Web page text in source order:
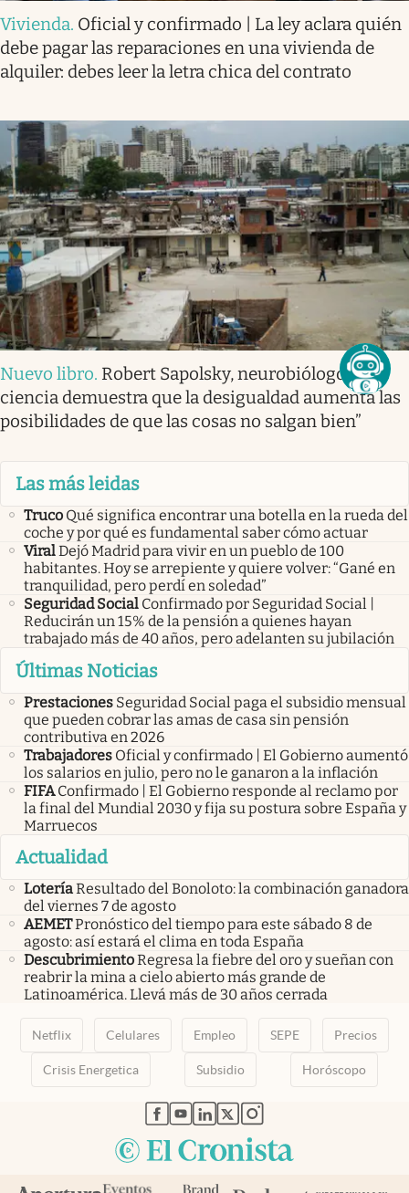
Vivienda. Oficial y confirmado | La ley aclara quién
debe pagar las reparaciones en una vivienda de
alquiler: debes leer la letra chica del contrato
Nuevo libro. Robert Sapolsky, neurobiólogo: “La
ciencia demuestra que la desigualdad aumenta las
posibilidades de que las cosas no salgan bien”
Las más leidas
Truco Qué significa encontrar una botella en la rueda del
coche y por qué es fundamental saber cómo actuar
ViralDejó Madrid para vivir en un pueblo de 100
habitantes. Hoy se arrepiente y quiere volver: “Gané en
tranquilidad, pero perdí en soledad”
Seguridad Social Confirmado por Seguridad Social |
Reducirán un 15% de la pensión a quienes hayan
trabajado más de 40 años, pero adelanten su jubilación
Últimas Noticias
Prestaciones Seguridad Social paga el subsidio mensual
que pueden cobrar las amas de casa sin pensión
contributiva en 2026
Trabajadores Oficial y confirmado | El Gobierno aumentó
los salarios en julio, pero no le ganaron a la inflación
FIFA Confirmado | El Gobierno responde al reclamo por
la final del Mundial 2030 y fija su postura sobre España y
Marruecos
Actualidad
LoteríaResultado del Bonoloto: la combinación ganadora
del viernes 7 de agosto
AEMETPronóstico del tiempo para este sábado 8 de
agosto: así estará el clima en toda España
DescubrimientoRegresa la fiebre del oro y sueñan con
reabrir la mina a cielo abierto más grande de
Latinoamérica. Llevá más de 30 años cerrada
Netflix Celulares Empleo SEPE Precios
Crisis Energetica Subsidio Horóscopo
abre en nueva pestaña
abre en nueva pestaña
abre en nueva pestaña
abre en nueva pestaña
abre en nueva pestaña